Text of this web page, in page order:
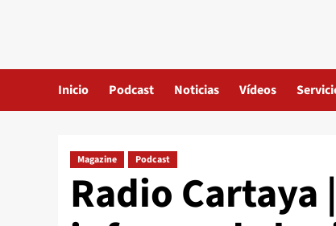
Inicio Podcast Noticias Vídeos
Magazine Podcast
Radio Cartaya